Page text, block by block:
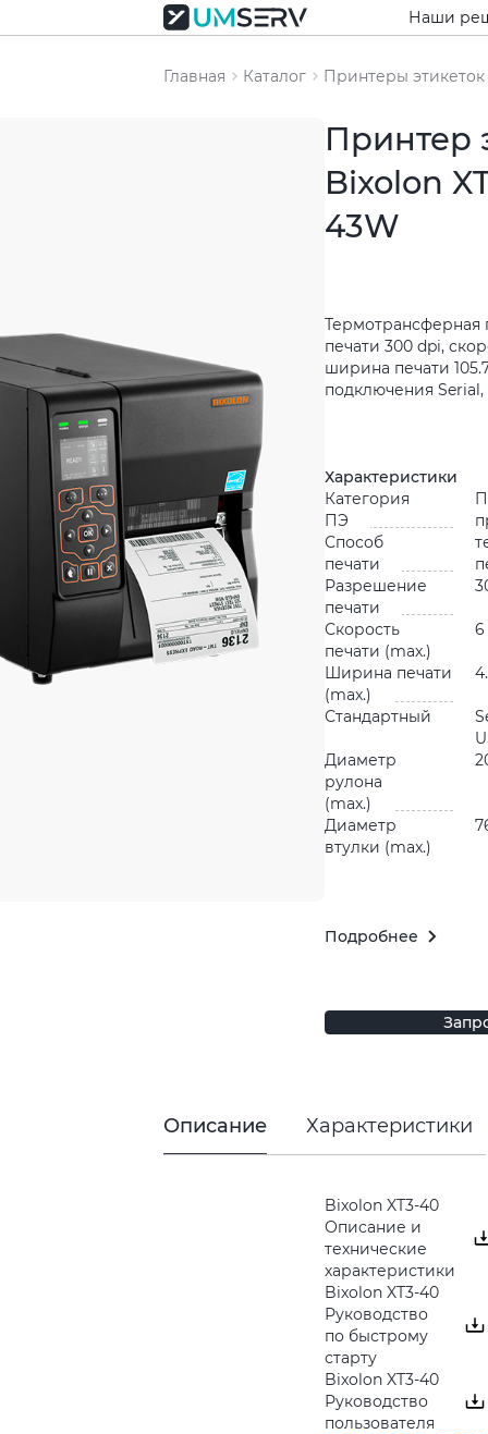
Наши
Главная Каталог Принтеры этикеток
Принтер
Bixolon
43W
Термотрансферная
печати 300 dpi,
ширина печати
подключения
Характеристики
Категория
ПЭ
Способ
печати
Разрешение
печати
Скорость
печати (max.)
6
Ширина печати
(max.)
Стандартный
Диаметр
рулона
(max.)
Диаметр
втулки (max.)
Подробнее
Описание Характеристики
Bixolon XT3-40
Описание и
технические
характеристики
Bixolon XT3-40
Руководство
по быстрому
старту
Bixolon XT3-40
Руководство
пользователя